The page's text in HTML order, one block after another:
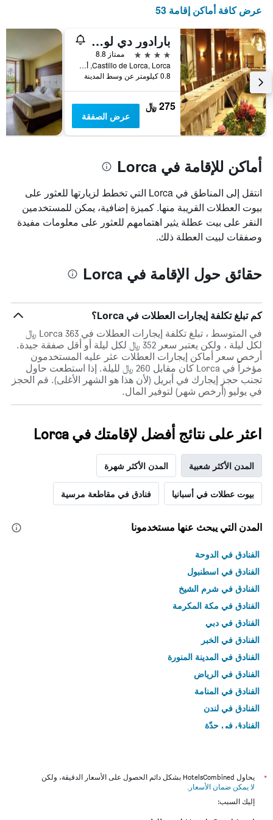
الذي
أيام
الأسبوع.
يتضمن
المخطط
التالي
1
محور
Y
الذي
سعر
غرفة
عرض كافة أماكن إقامة 53
بارادور دي لوركا
4 نجوم
ممتاز 8.8
Castillo de Lorca, Lorca, أسبانيا
0.8 كيلومتر عن وسط المدينة
275 ﷼
عرض الصفقة
أماكن للإقامة في Lorca
انتقل إلى المناطق في Lorca التي تخطط لزيارتها للعثور على
بيوت العطلات القريبة منها. كميزة إضافية، يمكن للمستخدمين
النقر على بيت عطلة يثير اهتمامهم للعثور على معلومات مفيدة
وصفقات لبيت العطلة ذلك.
حقائق حول الإقامة في Lorca
كم تبلغ تكلفة إيجارات العطلات في Lorca؟
في المتوسط ، تبلغ تكلفة إيجارات العطلات في Lorca 363 ﷼
لكل ليلة ، ولكن يعتبر سعر 352 ﷼ لكل ليلة أو أقل صفقة جيدة.
أرخص سعر أماكن إيجارات العطلات عثر عليه المستخدمون
مؤخراً في Lorca كان مقابل 260 ﷼ لليلة. إذا استطعت حاول
تجنب حجز إيجارك في أبريل (لأن هذا هو الشهر الأغلى). قم الحجز
في يوليو (أرخص شهر) لتوفير المال.
اعثر على نتائج أفضل لإقامتك في Lorca
المدن الأكثر شعبية المدن الأكثر شهرة
بيوت عطلات في أسبانيا فنادق في مقاطعة مرسية
المدن التي يبحث عنها مستخدمونا
الفنادق في الدوحة
الفنادق في اسطنبول
الفنادق في شرم الشيخ
الفنادق في مكة المكرمة
الفنادق في دبي
الفنادق في الخبر
الفنادق في المدينة المنورة
الفنادق في الرياض
الفنادق في المنامة
الفنادق في لندن
الفنادق في جدّة
*
يحاول HotelsCombined بشكل دائم الحصول على الأسعار الدقيقة، ولكن
لا يمكن ضمان الأسعار .
إليك السبب: